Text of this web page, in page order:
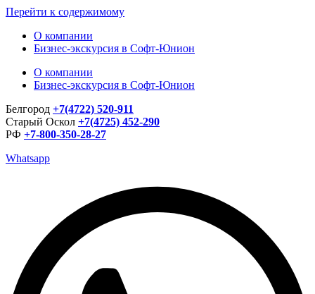
Перейти к содержимому
О компании
Бизнес-экскурсия в Софт-Юнион
О компании
Бизнес-экскурсия в Софт-Юнион
Белгород +7(4722) 520-911
Старый Оскол +7(4725) 452-290
РФ +7-800-350-28-27
Whatsapp